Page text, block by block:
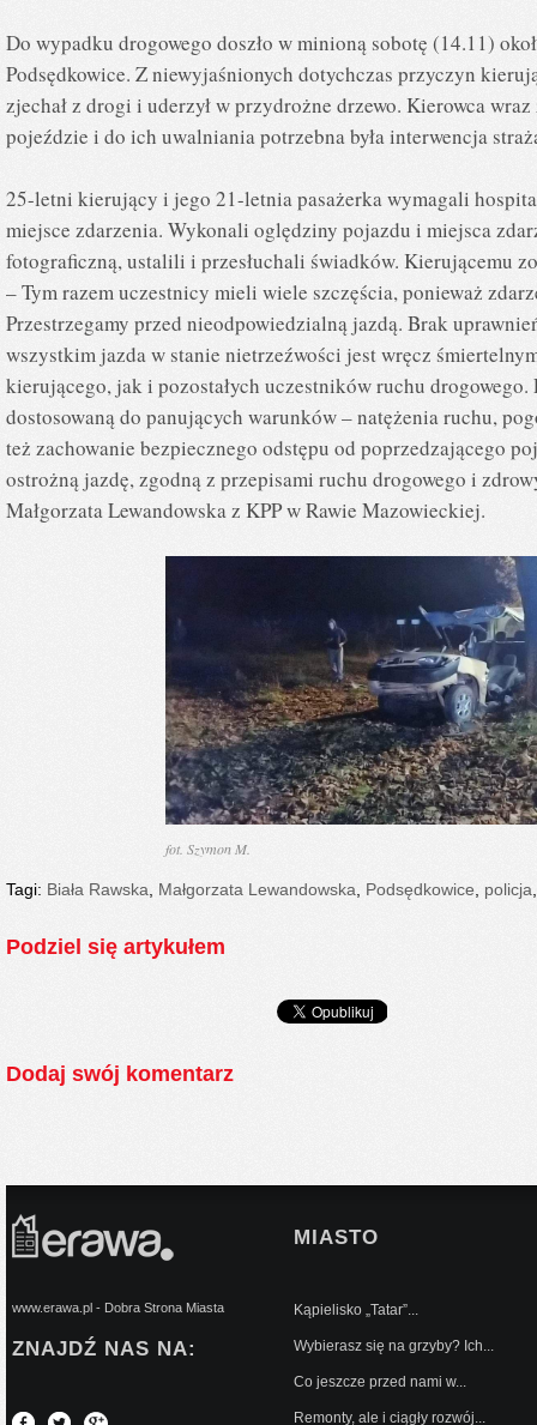
Do wypadku drogowego doszło w minioną sobotę (14.11)
Podsędkowice. Z niewyjaśnionych dotychczas przyczyn
zjechał z drogi i uderzył w przydrożne drzewo. Kierowca
pojeździe i do ich uwalniania potrzebna była interwencja
25-letni kierujący i jego 21-letnia pasażerka wymagali
miejsce zdarzenia. Wykonali oględziny pojazdu i miejsca
fotograficzną, ustalili i przesłuchali świadków. Kierującemu
– Tym razem uczestnicy mieli wiele szczęścia, ponieważ
Przestrzegamy przed nieodpowiedzialną jazdą. Brak
wszystkim jazda w stanie nietrzeźwości jest wręcz
kierującego, jak i pozostałych uczestników ruchu
dostosowaną do panujących warunków – natężenia ruchu,
też zachowanie bezpiecznego odstępu od poprzedzającego
ostrożną jazdę, zgodną z przepisami ruchu drogowego i
Małgorzata Lewandowska z KPP w Rawie Mazowieckiej.
fot. Szymon M.
Tagi: Biała Rawska Małgorzata Lewandowska Podsędkowice policja
Podziel się artykułem
Dodaj swój komentarz
www.erawa.pl - Dobra Strona Miasta
ZNAJDŹ NAS NA:
MIASTO
Kąpielisko „Tatar”...
Wybierasz się na grzyby? Ich...
Co jeszcze przed nami w...
Remonty, ale i ciągły rozwój...